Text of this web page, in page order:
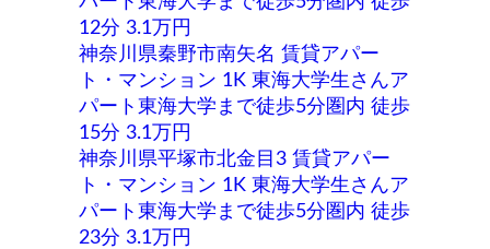
12分 3.1万円
神奈川県秦野市南矢名 賃貸アパー
ト・マンション 1K 東海大学生さんア
パート東海大学まで徒歩5分圏内 徒歩
15分 3.1万円
神奈川県平塚市北金目3 賃貸アパー
ト・マンション 1K 東海大学生さんア
パート東海大学まで徒歩5分圏内 徒歩
23分 3.1万円